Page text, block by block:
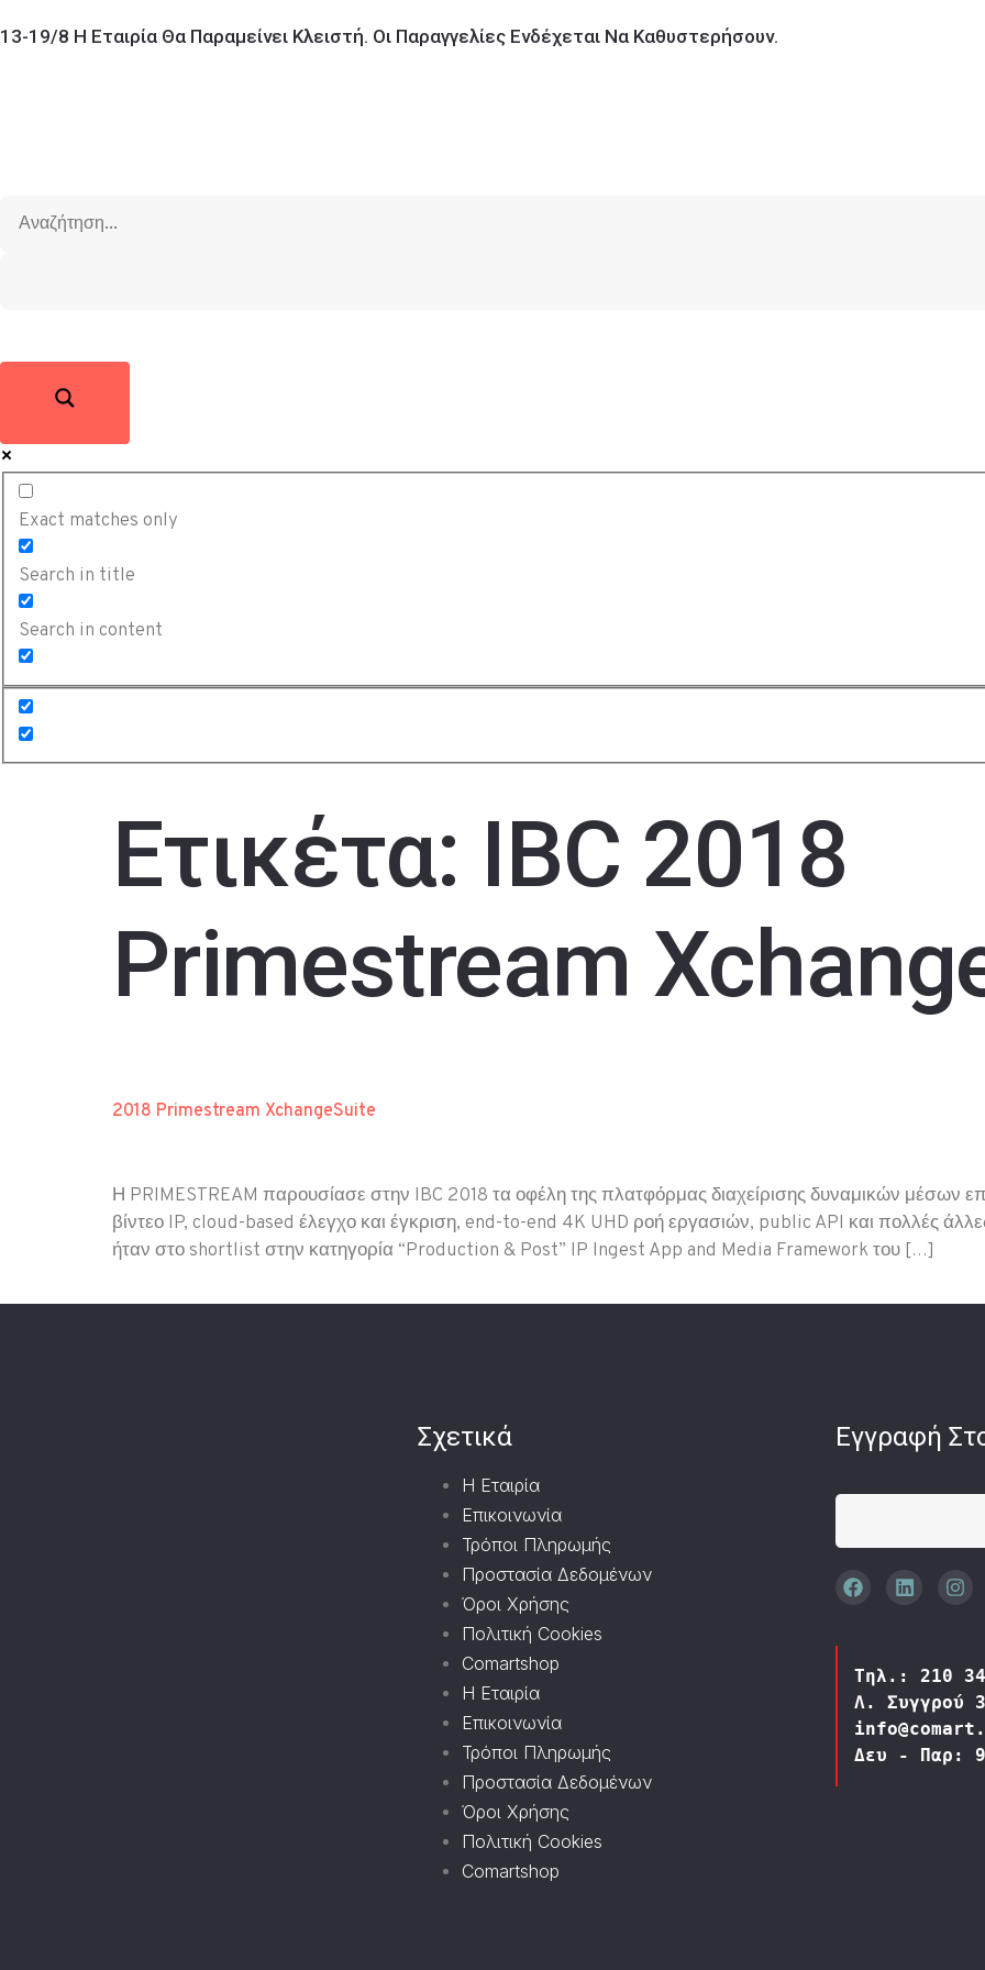
13-19/8 Η Εταιρία Θα Παραμείνει Κλειστή. Οι Παραγγελίες Ενδέχεται Να Καθυστερήσουν.
Exact matches only
Search in title
Search in content
Ετικέτα: IBC 2018
Primestream
2018 Primestream XchangeSuite
Η PRIMESTREAM παρουσίασε στην IBC 2018 τα οφέλη της πλατφόρμας διαχείρισης δυναμικών μέσων
βίντεο IP, cloud-based έλεγχο και έγκριση, end-to-end 4K UHD ροή εργασιών, public API και πολλές
ήταν στο shortlist στην κατηγορία “Production & Post” IP Ingest App and Media Framework του […]
Σχετικά
Η Εταιρία
Επικοινωνία
Τρόποι Πληρωμής
Προστασία Δεδομένων
Όροι Χρήσης
Πολιτική Cookies
Comartshop
Η Εταιρία
Επικοινωνία
Τρόποι Πληρωμής
Προστασία Δεδομένων
Όροι Χρήσης
Πολιτική Cookies
Comartshop
Εγγραφή
Τηλ.: 210
Λ. Συγγρού
Δευ - Παρ: